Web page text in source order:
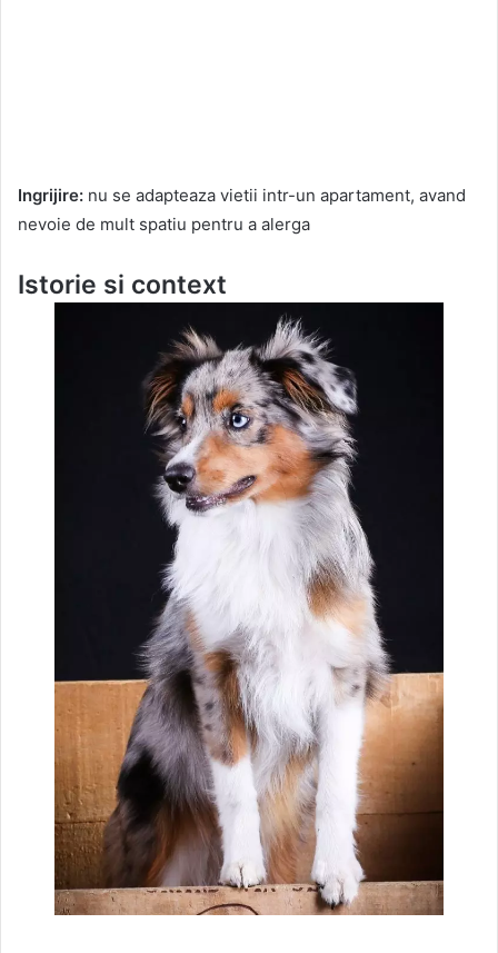
Ingrijire: nu se adapteaza vietii intr-un apartament, avand
nevoie de mult spatiu pentru a alerga
Istorie si context